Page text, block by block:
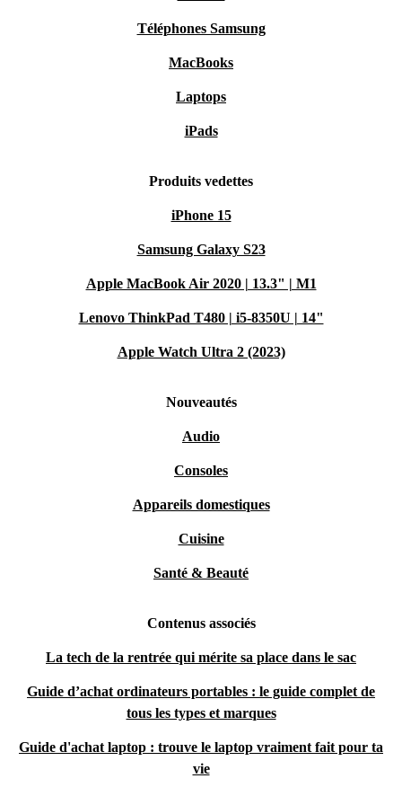
Téléphones Samsung
MacBooks
Laptops
iPads
Produits vedettes
iPhone 15
Samsung Galaxy S23
Apple MacBook Air 2020 | 13.3" | M1
Lenovo ThinkPad T480 | i5-8350U | 14"
Apple Watch Ultra 2 (2023)
Nouveautés
Audio
Consoles
Appareils domestiques
Cuisine
Santé & Beauté
Contenus associés
La tech de la rentrée qui mérite sa place dans le sac
Guide d’achat ordinateurs portables : le guide complet de
tous les types et marques
Guide d'achat laptop : trouve le laptop vraiment fait pour ta
vie